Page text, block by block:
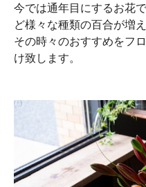
今では通年目にするお花
ど様々な種類の百合が増
その時々のおすすめをフ
け致します。